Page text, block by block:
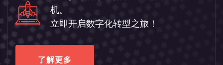
机。
立即开启数字化转型之旅！
了解更多